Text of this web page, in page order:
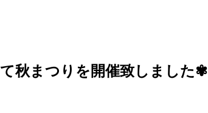
秋まつりを開催致しました✾